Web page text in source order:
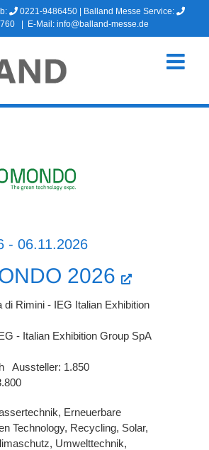
0221-9486450 | Balland Messe Service:
E-Mail: info@balland-messe.de
- 06.11.2026
2026
di Rimini - IEG Italian Exhibition
- Italian Exhibition Group SpA
Aussteller: 1.850
Erneuerbare
Technology, Recycling, Solar,
Umwelttechnik,